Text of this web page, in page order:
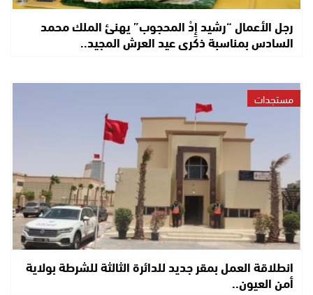
رجل الأعمال “رشيد إِدْ المحجوب” يهنئ الملك محمد
السادس بمناسبة ذكرى عيد العرش المجيد..
مستجدات
انطلاقة العمل بمقر جديد للدائرة الثالثة للشرطة بولاية
أمن العيون..